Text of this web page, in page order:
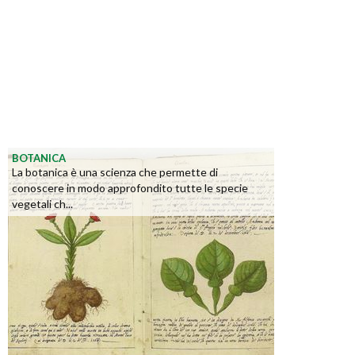
BOTANICA
La botanica è una scienza che permette di
conoscere in modo approfondito tutte le specie
vegetali ch...